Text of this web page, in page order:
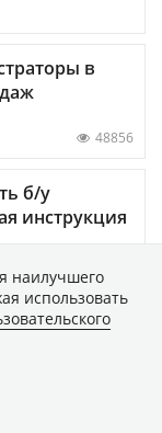
в
48856
б/у
инструкция
наилучшего
использовать